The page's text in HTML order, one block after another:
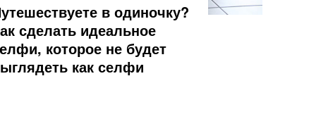
в одиночку?
сделать идеальное
которое не будет
как селфи